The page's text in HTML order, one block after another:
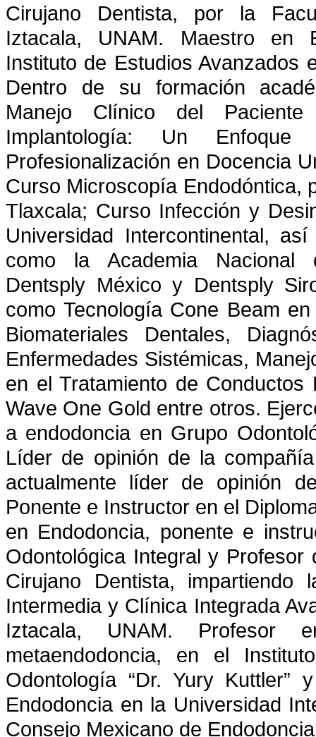
Cirujano Dentista, por la
Iztacala, UNAM. Maestro en
Instituto de Estudios Avanzados
Dentro de su formación
Manejo Clínico del Paciente
Implantología: Un Enfoque
Profesionalización en Docencia
Curso Microscopía Endodóntica,
Tlaxcala; Curso Infección y
Universidad Intercontinental,
como la Academia Nacional
Dentsply México y Dentsply
como Tecnología Cone Beam
Biomateriales Dentales,
Enfermedades Sistémicas,
en el Tratamiento de Conductos
Wave One Gold entre otros.
a endodoncia en Grupo
Líder de opinión de la
actualmente líder de opinión
Ponente e Instructor en el
en Endodoncia, ponente e
Odontológica Integral y
Cirujano Dentista, impartiendo
Intermedia y Clínica Integrada
Iztacala, UNAM.
metaendodoncia, en el
Odontología “Dr. Yury
Endodoncia en la Universidad
Consejo Mexicano de